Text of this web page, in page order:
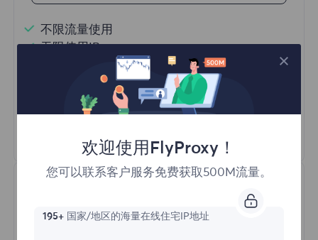
不限流量使用
无限使用IP
全球超过50个地区
真实动态住宅代理
了解更多
欢迎使用FlyProxy！
您可以联系客户服务免费获取500M流量。
195+国家/地区的海量在线住宅IP地址